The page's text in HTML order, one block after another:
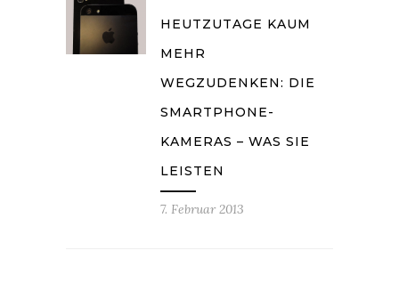
HEUTZUTAGE KAUM
MEHR
WEGZUDENKEN: DIE
SMARTPHONE-
KAMERAS – WAS SIE
LEISTEN
7. Februar 2013